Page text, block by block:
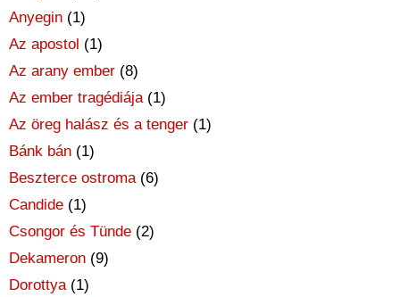
Anyegin (1)
Az apostol (1)
Az arany ember (8)
Az ember tragédiája (1)
Az öreg halász és a tenger (1)
Bánk bán (1)
Beszterce ostroma (6)
Candide (1)
Csongor és Tünde (2)
Dekameron (9)
Dorottya (1)